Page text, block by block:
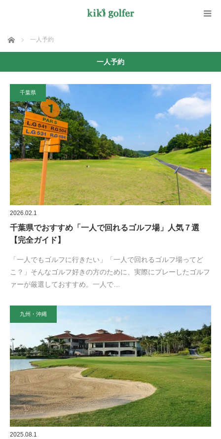
ホーム 一人予約
一人予約
千葉県
2026.02.1
千葉県でおすすめ「一人で回れるゴルフ場」人気７選
【完全ガイド】
「一人でもゴルフに行きたい」「一人で回れるゴルフ場ってど
こ？」そんなゴルフ好きの方のために、実際にプレーしたゴルフ
ァーが厳選しておすすめ。一人で…
九州・沖縄
2025.08.1